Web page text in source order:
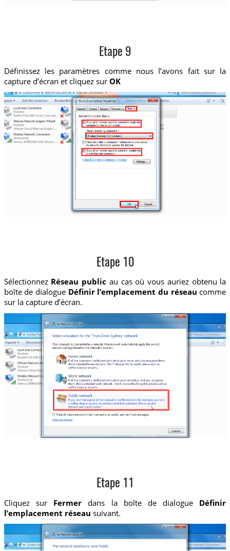
Etape 9
Définissez les paramètres comme nous l’avons fait sur la
capture d’écran et cliquez sur OK
Etape 10
Sélectionnez Réseau public au cas où vous auriez obtenu la
boîte de dialogue Définir l’emplacement du réseau comme
sur la capture d’écran.
Etape 11
Cliquez sur Fermer dans la boîte de dialogue Définir
l’emplacement réseau suivant.